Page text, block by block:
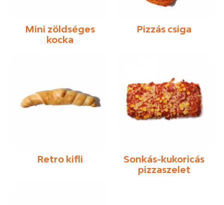
Mini zöldséges
kocka
Pizzás csiga
Retro kifli
Sonkás-kukoricás
pizzaszelet